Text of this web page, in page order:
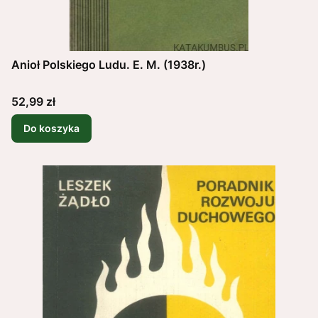
Anioł Polskiego Ludu. E. M. (1938r.)
Cena
52,99 zł
Do koszyka